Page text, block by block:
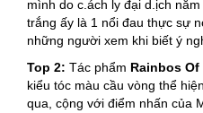
mình do c.ách ly đại d.ịch
trắng ấy là 1 nổi đau thực sự
những người xem khi biết ý
Top 2: Tác phẩm Rainbos Of
kiểu tóc màu cầu vòng thể
qua, cộng với điểm nhấn của